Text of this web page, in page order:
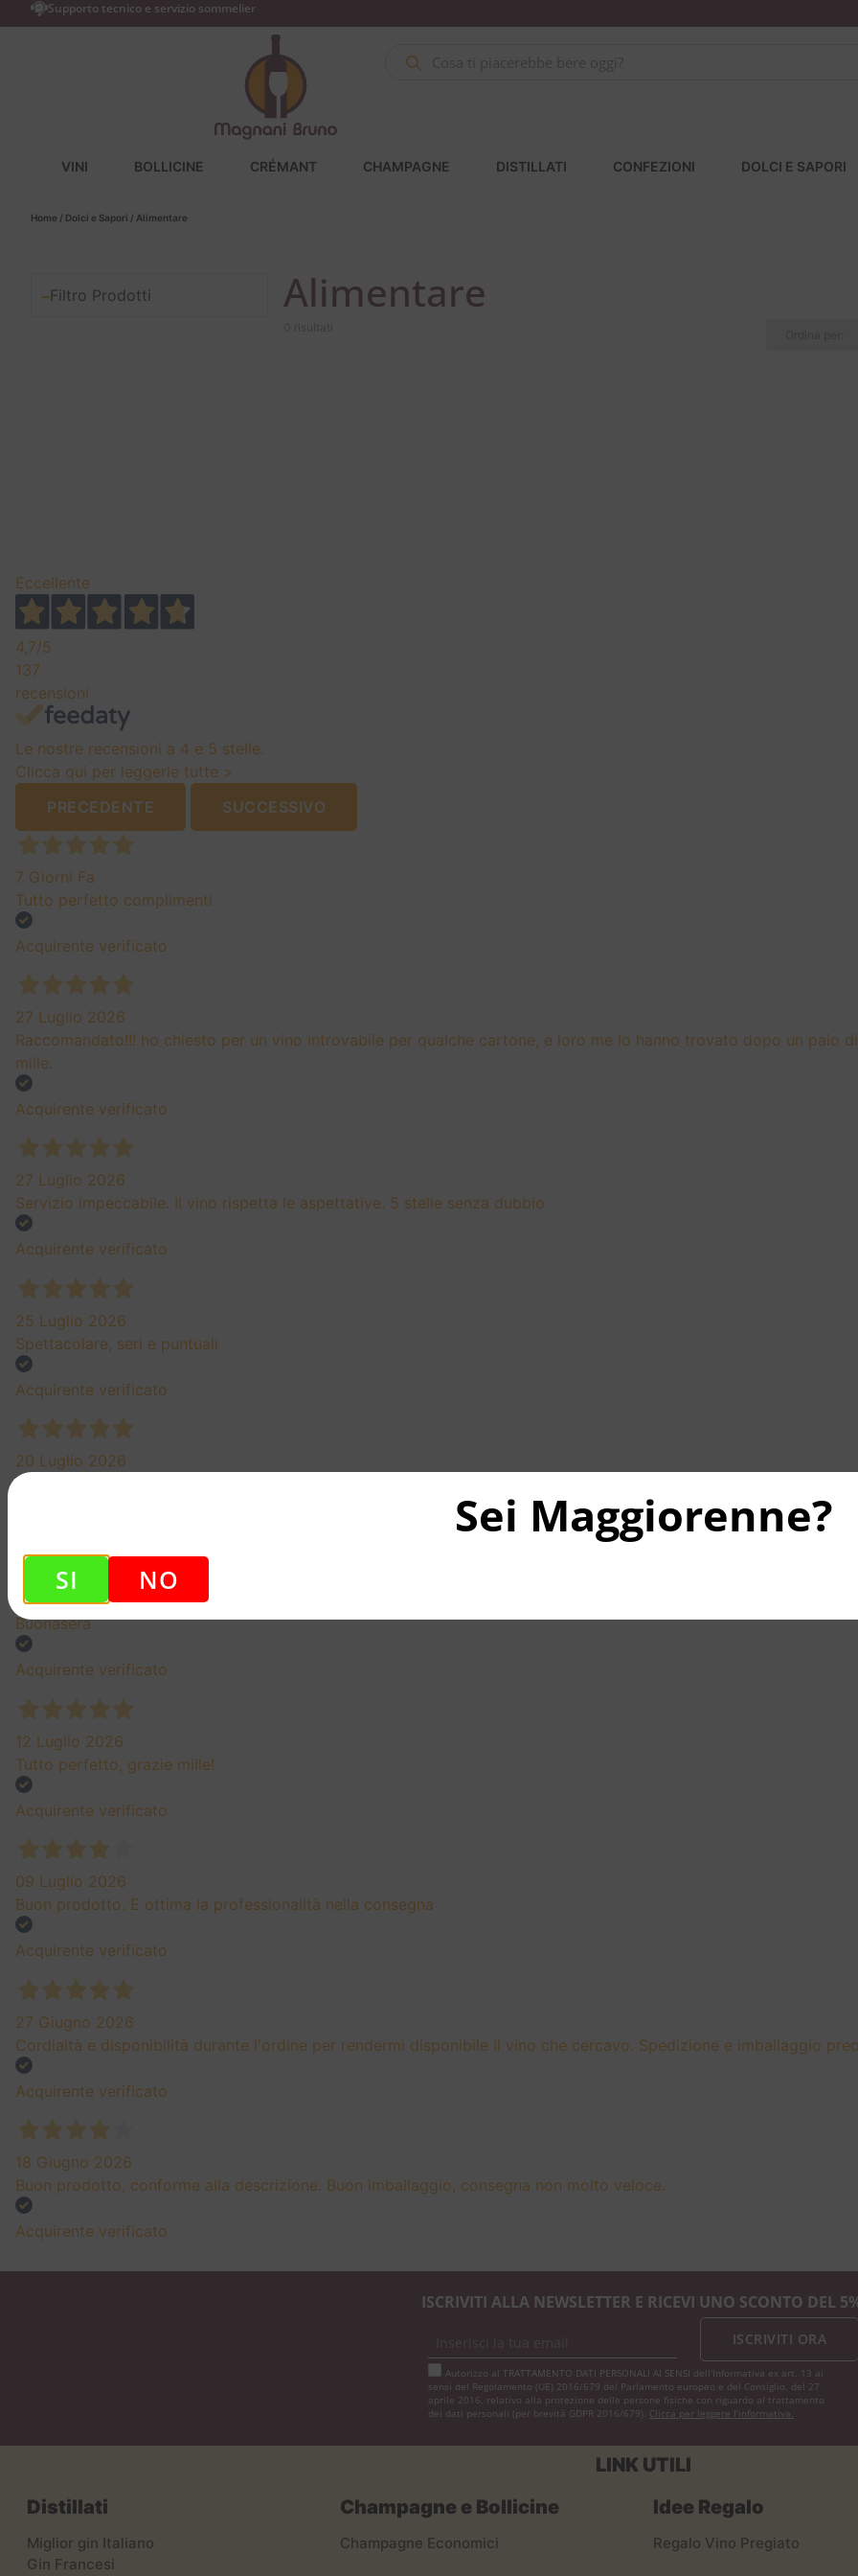
Supporto tecnico e servizio sommelier
VINI BOLLICINE CRÉMANT CHAMPAGNE DISTILLATI CONFEZIONI DOLCI E SAPORI
Home / Dolci e Sapori / Alimentare
Filtro Prodotti Alimentare
Eccellente
4,7/5
137
recensioni
Le nostre recensioni a 4 e 5 stelle.
Clicca qui per leggerle tutte >
PRECEDENTE
SUCCESSIVO
7 Giorni Fa
Tutto perfetto complimenti
Acquirente verificato
27 Luglio 2026
Raccomandato!!! ho chiesto per un vino introvabile per qualche cartone, e loro me lo hanno trovato dopo un paio
mille.
Acquirente verificato
27 Luglio 2026
Servizio impeccabile. Il vino rispetta le aspettative. 5 stelle senza dubbio
Acquirente verificato
25 Luglio 2026
Spettacolare, seri e puntuali
Acquirente verificato
20 Luglio 2026
Tornero' ad acquistare perché offrite una buona facoltà di scelta del prodotto in modo non complicato . Insomma
13 Luglio 2026
Buonasera
Acquirente verificato
12 Luglio 2026
Tutto perfetto, grazie mille!
Acquirente verificato
09 Luglio 2026
Buon prodotto. E ottima la professionalità nella consegna
Acquirente verificato
27 Giugno 2026
Cordialtà e disponibilità durante l'ordine per rendermi disponibile il vino che cercavo. Spedizione e imballaggio
Acquirente verificato
18 Giugno 2026
Buon prodotto, conforme alla descrizione. Buon imballaggio, consegna non molto veloce.
Acquirente verificato
ISCRIVITI ALLA NEWSLETTER E RICEVI UNO SCONTO DEL
Autorizzo al TRATTAMENTO DATI PERSONALI AI SENSI dell'Informativa ex art. 13 ai
sensi del Regolamento (UE) 2016/679 del Parlamento europeo e del Consiglio, del 27
aprile 2016, relativo alla protezione delle persone fisiche con riguardo al trattamento
dei dati personali (per brevità GDPR 2016/679). Clicca per leggere l’informativa.
ISCRIVITI ORA
LINK UTILI
Distillati
Miglior gin Italiano
Gin Francesi
Champagne e Bollicine
Champagne Economici
Idee Regalo
Regalo Vino Pregiato
Sei Maggiorenne?
SI NO